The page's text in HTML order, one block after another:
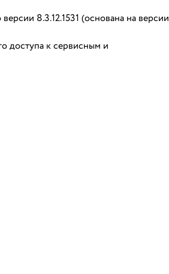
8.3.12.1531 (основана на версии
доступа к сервисным и